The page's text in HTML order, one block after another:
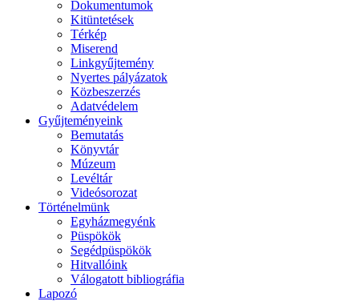
Dokumentumok
Kitüntetések
Térkép
Miserend
Linkgyűjtemény
Nyertes pályázatok
Közbeszerzés
Adatvédelem
Gyűjteményeink
Bemutatás
Könyvtár
Múzeum
Levéltár
Videósorozat
Történelmünk
Egyházmegyénk
Püspökök
Segédpüspökök
Hitvallóink
Válogatott bibliográfia
Lapozó